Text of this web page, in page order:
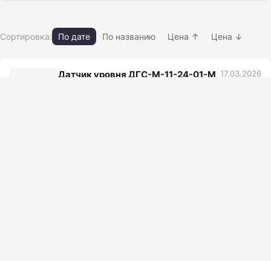
Сортировка: По дате По названию Цена ↑ Цена ↓
Датчик уровня ДГС-М-11-24-01-М 17.03.2026